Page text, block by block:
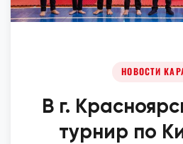
НОВОСТИ
В г.
турнир по